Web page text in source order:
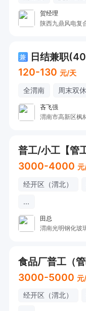
贺经理
陕西九鼎风电复
兼
日结兼职
120-130 元/天
全渭南 周末双休
吝飞强
普工/小工【管
3000-4000 元
经开区（渭北）
...
田总
渭南光明钢化玻
食品厂普工（
3000-5000 元
经开区（渭北）